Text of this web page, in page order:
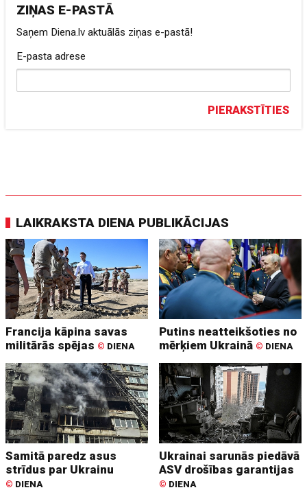
ZIŅAS E-PASTĀ
Saņem Diena.lv aktuālās ziņas e-pastā!
E-pasta adrese
PIERAKSTĪTIES
LAIKRAKSTA DIENA PUBLIKĀCIJAS
Francija kāpina savas
militārās spējas © DIENA
Putins neatteikšoties no
mērķiem Ukrainā © DIENA
Samitā paredz asus
strīdus par Ukrainu
© DIENA
Ukrainai sarunās piedāvā
ASV drošības garantijas
© DIENA